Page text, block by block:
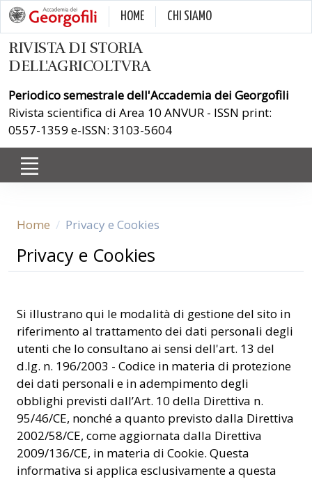
HOME CHI SIAMO
RIVISTA DI STORIA
DELL'AGRICOLTVRA
Periodico semestrale dell'Accademia dei Georgofili
Rivista scientifica di Area 10 ANVUR - ISSN print:
0557-1359 e-ISSN: 3103-5604
Home Privacy e Cookies
Privacy e Cookies
Si illustrano qui le modalità di gestione del sito in
riferimento al trattamento dei dati personali degli
utenti che lo consultano ai sensi dell'art. 13 del
d.lg. n. 196/2003 - Codice in materia di protezione
dei dati personali e in adempimento degli
obblighi previsti dall’Art. 10 della Direttiva n.
95/46/CE, nonché a quanto previsto dalla Direttiva
2002/58/CE, come aggiornata dalla Direttiva
2009/136/CE, in materia di Cookie. Questa
informativa si applica esclusivamente a questa